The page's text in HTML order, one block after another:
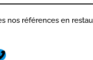
nos références en